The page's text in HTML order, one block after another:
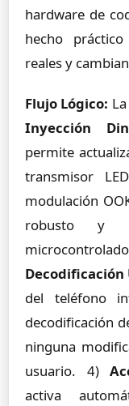
hardware de
hecho
reales y
Flujo Lógico:
Inyección
permite
transmisor
modulación
robusto y
Decodificación
del teléfono
decodificación
ninguna
usuario. 4)
activa